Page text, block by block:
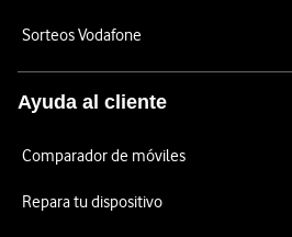
Sorteos Vodafone
Ayuda al cliente
Comparador de móviles
Repara tu dispositivo